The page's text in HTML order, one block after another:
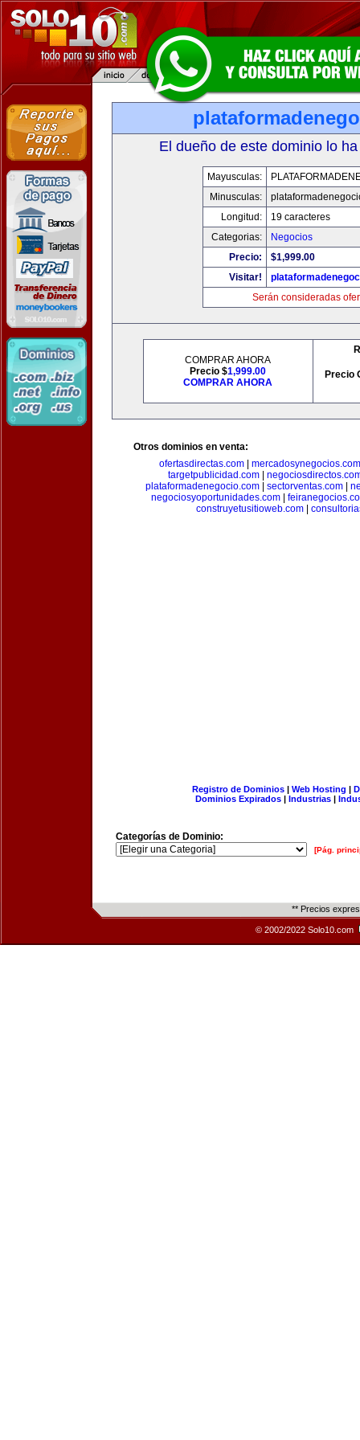
El dueño de este dominio lo
Mayusculas:
Minusculas:
Longitud:
19 caracteres
Categorias:
Negocios
Precio:
$1,999.00
Visitar!
Serán consideradas
COMPRAR AHORA
Precio $1,999.00
COMPRAR AHORA
Precio
Otros dominios en venta:
ofertasdirectas.com
mercadosynegocios.com
targetpublicidad.com
plataformadenegocio.com| sectorventas.com|
negociosyoportunidades.com
construyetusitioweb.com
Registro de Dominios| Web Hosting |
Dominios Expirados | Industrias |
Categorías de Dominio:
[Pág.
** Precios
© 2002/2022 Solo10.com